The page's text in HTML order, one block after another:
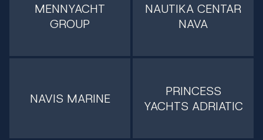
MENNYACHT
GROUP
NAUTIKA CENTAR
NAVA
NAVIS MARINE
PRINCESS
YACHTS ADRIATIC